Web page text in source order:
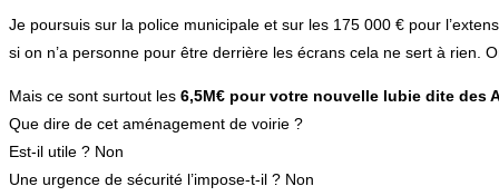
Je poursuis sur la police municipale et sur les 175 000 € pour
si on n’a personne pour être derrière les écrans cela ne sert à rien.
Mais ce sont surtout les 6,5M€ pour votre nouvelle lubie dite des
Que dire de cet aménagement de voirie ?
Est-il utile ? Non
Une urgence de sécurité l’impose-t-il ? Non